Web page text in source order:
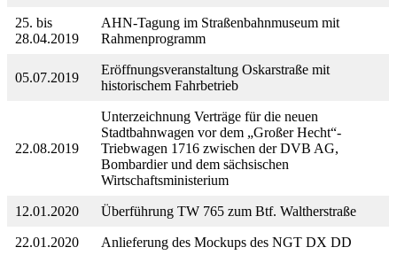
25. bis
28.04.2019
AHN-Tagung im Straßenbahnmuseum mit
Rahmenprogramm
05.07.2019
Eröffnungsveranstaltung Oskarstraße mit
historischem Fahrbetrieb
22.08.2019
Unterzeichnung Verträge für die neuen
Stadtbahnwagen vor dem „Großer Hecht“-
Triebwagen 1716 zwischen der DVB AG,
Bombardier und dem sächsischen
Wirtschaftsministerium
12.01.2020 Überführung TW 765 zum Btf. Waltherstraße
22.01.2020 Anlieferung des Mockups des NGT DX DD